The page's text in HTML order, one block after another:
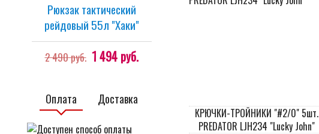
Рюкзак тактический
рейдовый 55л "Хаки"
2 490 руб. 1 494 руб.
Оплата Доставка
КРЮЧКИ-ТРОЙНИКИ "#2/0" 5шт.
PREDATOR LJH234 "Lucky John"